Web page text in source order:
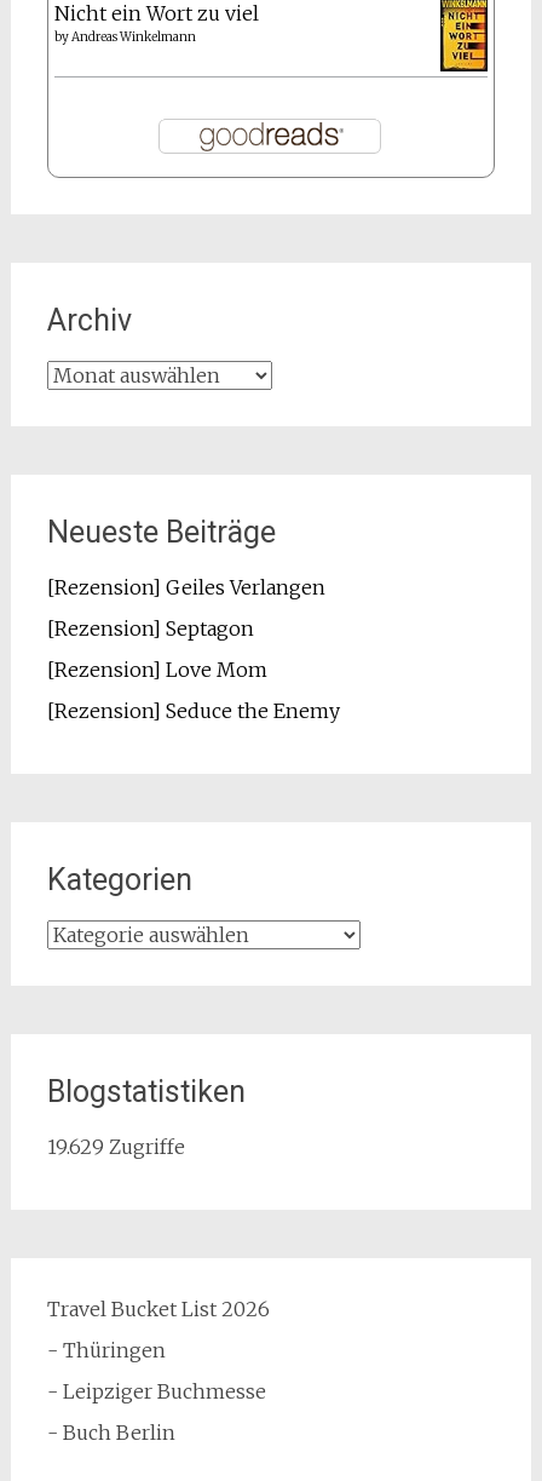
Nicht ein Wort zu viel
byAndreas Winkelmann
Archiv
Archiv
Neueste Beiträge
[Rezension] Geiles Verlangen
[Rezension] Septagon
[Rezension] Love Mom
[Rezension] Seduce the Enemy
Kategorien
Kategorien
Blogstatistiken
19.629 Zugriffe
Travel Bucket List 2026
- Thüringen
- Leipziger Buchmesse
- Buch Berlin